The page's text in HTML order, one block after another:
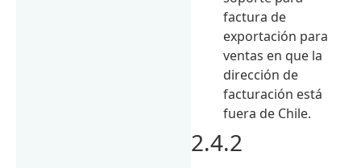
factura de
exportación para
ventas en que la
dirección de
facturación está
fuera de Chile.
2.4.2